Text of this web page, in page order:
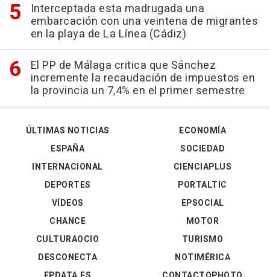
Interceptada esta madrugada una
embarcación con una veintena de migrantes
en la playa de La Línea (Cádiz)
El PP de Málaga critica que Sánchez
incremente la recaudación de impuestos en
la provincia un 7,4% en el primer semestre
ÚLTIMAS NOTICIAS
ESPAÑA
INTERNACIONAL
DEPORTES
VÍDEOS
ECONOMÍA
SOCIEDAD
CIENCIAPLUS
PORTALTIC
EPSOCIAL
CHANCE
CULTURAOCIO
DESCONECTA
MOTOR
TURISMO
NOTIMÉRICA